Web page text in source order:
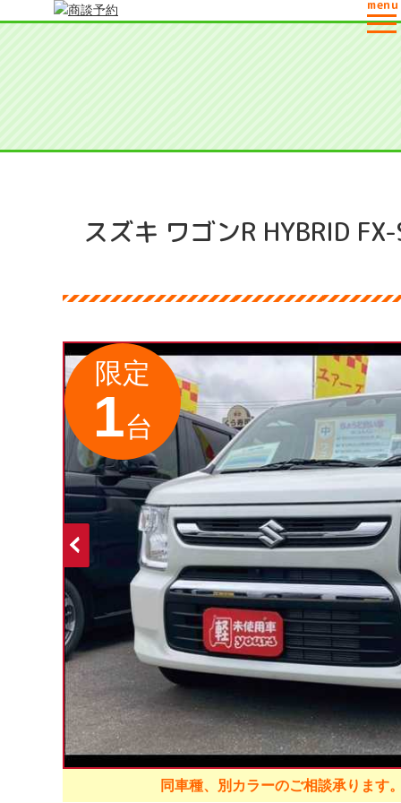
商談予約 menu
スズキ ワゴンR HYBRID
限定
1台
同車種、別カラーのご相談承ります